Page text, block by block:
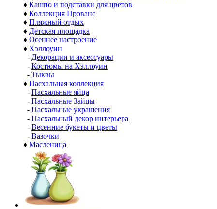
♦ Кашпо и подставки для цветов
♦ Коллекция Прованс
♦ Пляжный отдых
♦ Детская площадка
♦ Осеннее настроение
♦ Хэллоуин
- Декорации и аксессуары
- Костюмы на Хэллоуин
- Тыквы
♦ Пасхальная коллекция
- Пасхальные яйца
- Пасхальные Зайцы
- Пасхальные украшения
- Пасхальный декор интерьера
- Весенние букеты и цветы
- Вазочки
♦ Масленица